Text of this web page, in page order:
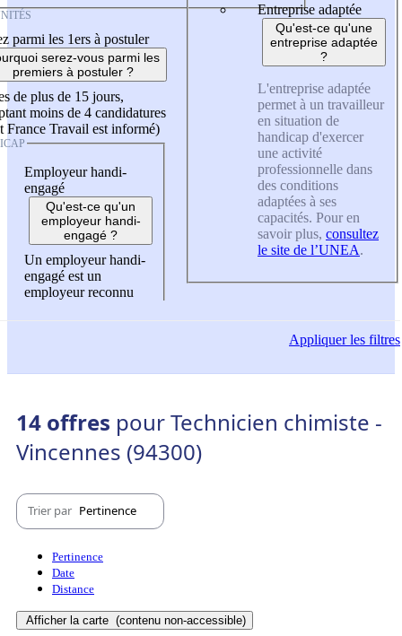
parmi les 1ers à postuler
serez-vous parmi les
premiers à postuler ?
de plus de 15 jours,
moins de 4 candidatures
France Travail est informé)
Employeur handi-
engagé
Qu'est-ce qu'un
employeur handi-
engagé ?
Un employeur handi-
engagé est un
employeur reconnu
Entreprise adaptée
Qu'est-ce qu'une
entreprise adaptée
?
L'entreprise adaptée
permet à un travailleur
en situation de
handicap d'exercer
une activité
professionnelle dans
des conditions
adaptées à ses
capacités. Pour en
savoir plus, consultez
le site de l’UNEA.
Appliquerles filtres
14 offres pour Technicien chimiste -
Vincennes (94300)
Trier par Pertinence
Pertinence
Date
Distance
Afficher la carte (contenu non-accessible)